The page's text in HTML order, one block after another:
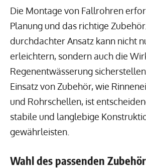
Die Montage von Fallrohren
Planung und das richtige
durchdachter Ansatz kann nicht
erleichtern, sondern auch die
Regenentwässerung
Einsatz von Zubehör, wie
und Rohrschellen, ist
stabile und langlebige
gewährleisten.
Wahl des passenden